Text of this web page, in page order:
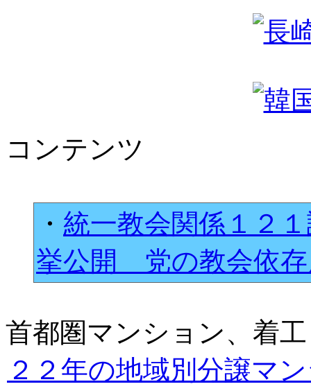
コンテンツ
・ 統一教会関係１２
挙公開 党の教会依
首都圏マンション、着
２２年の地域別分譲マ